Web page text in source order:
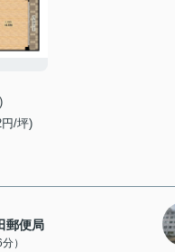
/坪)
郵便局
）